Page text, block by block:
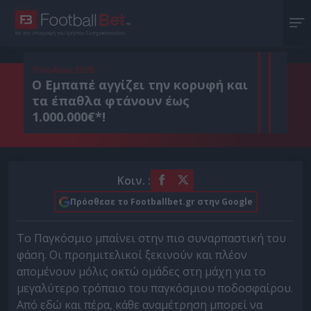
Με την υπογραφή του Χρήστου Σωτηρακόπουλου
9 Ιουλίου 2026
Ο Εμπαπέ αγγίζει την κορυφή και
τα έπαθλα φτάνουν έως
1.000.000€*!
Κοιν. :
Πρόσθεσε το Footballbet.gr στην Google
Το Παγκόσμιο μπαίνει στην πιο συναρπαστική του
φάση. Οι προημιτελικοί ξεκινούν και πλέον
απομένουν μόλις οκτώ ομάδες στη μάχη για το
μεγαλύτερο τρόπαιο του παγκόσμιου ποδοσφαίρου.
Από εδώ και πέρα, κάθε αναμέτρηση μπορεί να